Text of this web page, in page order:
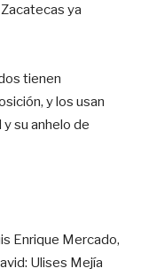
ya
tienen
y los usan
su anhelo de
Enrique Mercado,
Ulises Mejía